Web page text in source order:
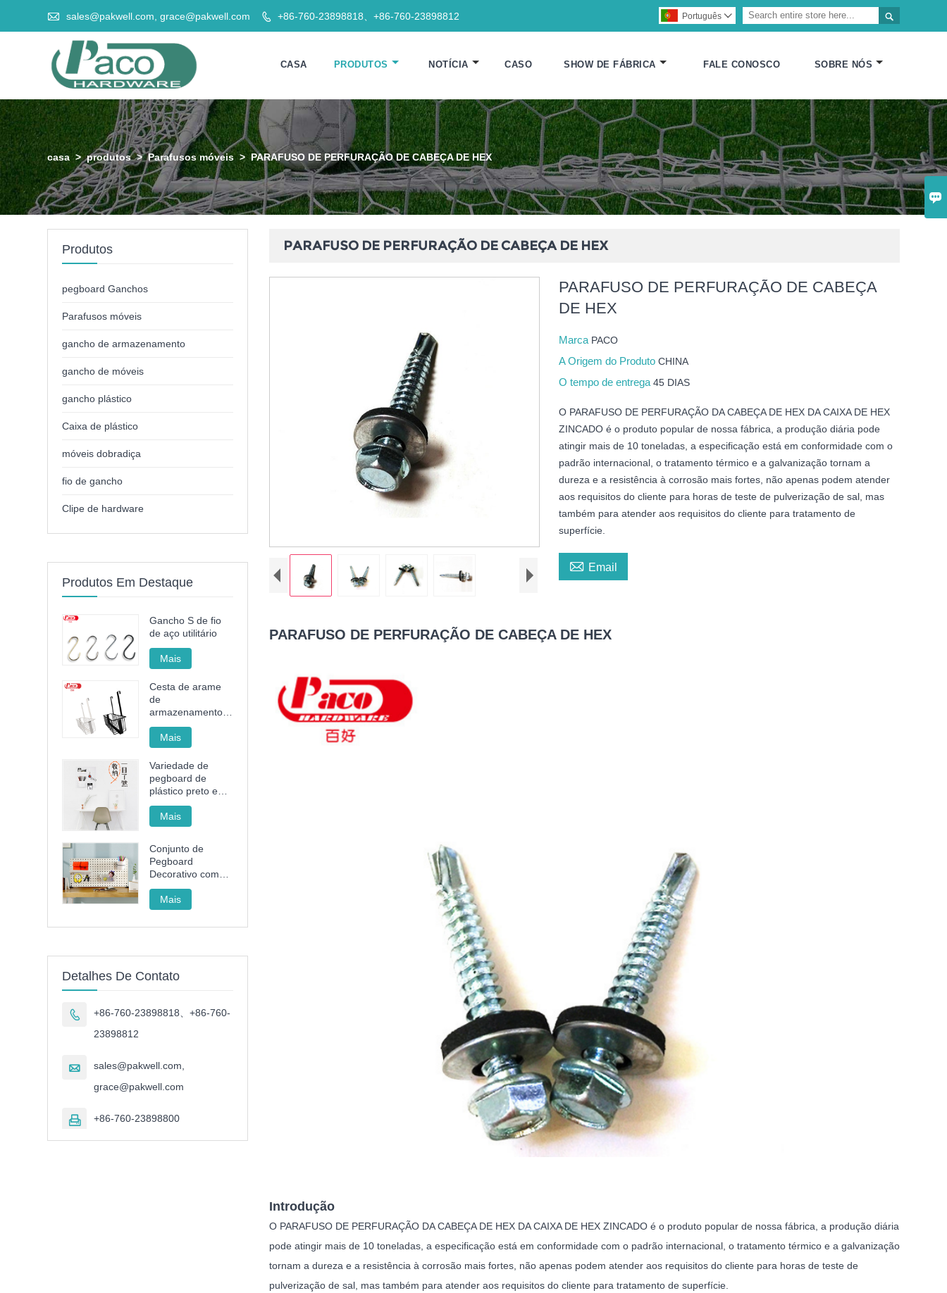

 sales@pakwell.com, grace@pakwell.com  +86-760-23898818、+86-760-23898812 
Português 
CASA PRODUTOS NOTÍCIA CASO SHOW DE FÁBRICA FALE CONOSCO SOBRE NÓS
casa > produtos > Parafusos móveis > PARAFUSO DE PERFURAÇÃO DE CABEÇA DE HEX
PARAFUSO DE PERFURAÇÃO DE CABEÇA DE HEX
PARAFUSO DE PERFURAÇÃO DE CABEÇA
DE HEX
Marca PACO
A Origem do ProdutoCHINA
O tempo de entrega45 DIAS
O PARAFUSO DE PERFURAÇÃO DA CABEÇA DE HEX DA CAIXA DE HEX
ZINCADO é o produto popular de nossa fábrica, a produção diária pode
atingir mais de 10 toneladas, a especificação está em conformidade com o
padrão internacional, o tratamento térmico e a galvanização tornam a
dureza e a resistência à corrosão mais fortes, não apenas podem atender
aos requisitos do cliente para horas de teste de pulverização de sal, mas
também para atender aos requisitos do cliente para tratamento de
superfície.
 Email
PARAFUSO DE PERFURAÇÃO DE CABEÇA DE HEX
Introdução
O PARAFUSO DE PERFURAÇÃO DA CABEÇA DE HEX DA CAIXA DE HEX ZINCADO é o produto popular de nossa fábrica, a produção diária
pode atingir mais de 10 toneladas, a especificação está em conformidade com o padrão internacional, o tratamento térmico e a galvanização
tornam a dureza e a resistência à corrosão mais fortes, não apenas podem atender aos requisitos do cliente para horas de teste de
pulverização de sal, mas também para atender aos requisitos do cliente para tratamento de superfície.
Produtos
pegboard Ganchos
Parafusos móveis
gancho de armazenamento
gancho de móveis
gancho plástico
Caixa de plástico
móveis dobradiça
fio de gancho
Clipe de hardware
Produtos Em Destaque
Gancho S de fio
de aço utilitário
Mais
Cesta de arame
de
armazenamento
de aço sem
perfurações
Mais
Variedade de
pegboard de
plástico preto e
branco
Mais
Conjunto de
Pegboard
Decorativo com
Rack, Cesto e
Copo para
Organizar
Mais
Detalhes De Contato

+86-760-23898818、+86-760-
23898812

sales@pakwell.com,
grace@pakwell.com
 +86-760-23898800